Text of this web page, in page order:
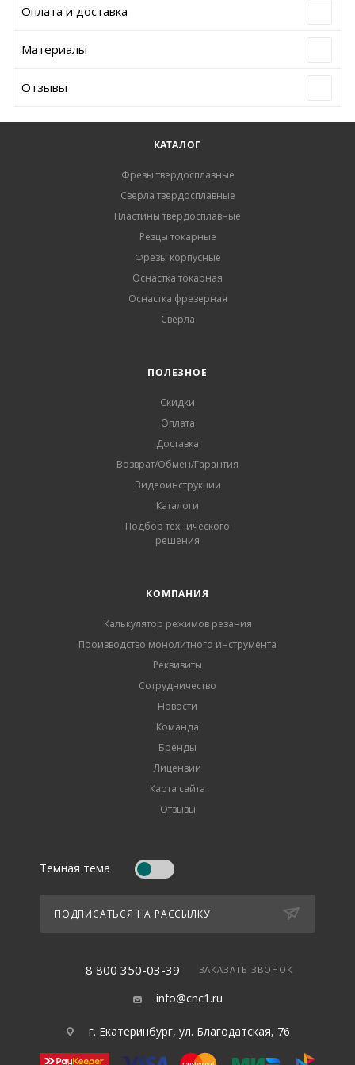
Оплата и доставка
Материалы
Отзывы
КАТАЛОГ
Фрезы твердосплавные
Сверла твердосплавные
Пластины твердосплавные
Резцы токарные
Фрезы корпусные
Оснастка токарная
Оснастка фрезерная
Сверла
ПОЛЕЗНОЕ
Скидки
Оплата
Доставка
Возврат/Обмен/Гарантия
Видеоинструкции
Каталоги
Подбор технического
решения
КОМПАНИЯ
Калькулятор режимов резания
Производство монолитного инструмента
Реквизиты
Сотрудничество
Новости
Команда
Бренды
Лицензии
Карта сайта
Отзывы
Темная тема
ПОДПИСАТЬСЯ НА РАССЫЛКУ
8 800 350-03-39 ЗАКАЗАТЬ ЗВОНОК
info@cnc1.ru
г. Екатеринбург, ул. Благодатская, 76